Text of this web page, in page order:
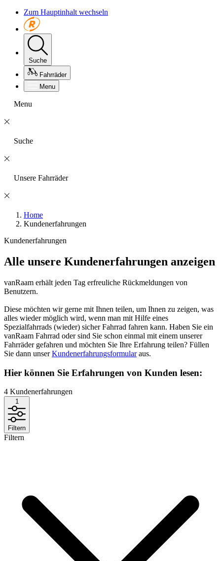
Zum Hauptinhalt wechseln
Suche
Fahrräder
Menu
Menu
Suche
Unsere Fahrräder
Home
Kundenerfahrungen
Kundenerfahrungen
Alle unsere Kundenerfahrungen anzeigen
vanRaam erhält jeden Tag erfreuliche Rückmeldungen von
Benutzern.
Diese möchten wir gerne mit Ihnen teilen, um Ihnen zu zeigen, was
alles wieder möglich wird, wenn man mit Hilfe eines
Spezialfahrrads (wieder) sicher Fahrrad fahren kann. Haben Sie ein
vanRaam Fahrrad oder sind Sie schon einmal mit einem unserer
Fahrräder gefahren und möchten Sie Ihre Erfahrung teilen? Füllen
Sie dann unserKundenerfahrungsformularaus.
Hier können Sie Erfahrungen von Kunden lesen:
4 Kundenerfahrungen
1
Filtern
Filtern